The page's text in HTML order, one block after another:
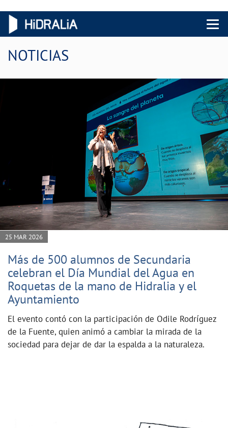
Menu
NOTICIAS
25 MAR 2026
Más de 500 alumnos de Secundaria
celebran el Día Mundial del Agua en
Roquetas de la mano de Hidralia y el
Ayuntamiento
El evento contó con la participación de Odile Rodríguez
de la Fuente, quien animó a cambiar la mirada de la
sociedad para dejar de dar la espalda a la naturaleza.